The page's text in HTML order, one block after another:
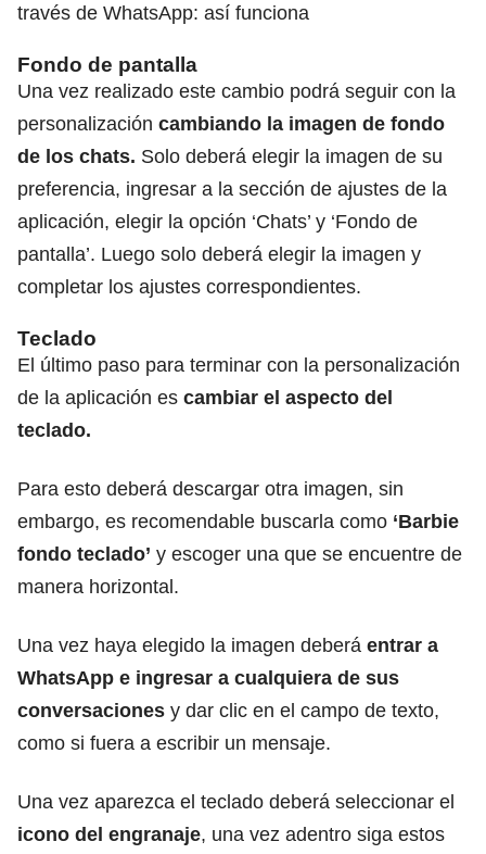
través de WhatsApp: así funciona
Fondo de pantalla
Una vez realizado este cambio podrá seguir con la
personalización cambiando la imagen de fondo
de los chats. Solo deberá elegir la imagen de su
preferencia, ingresar a la sección de ajustes de la
aplicación, elegir la opción ‘Chats’ y ‘Fondo de
pantalla’. Luego solo deberá elegir la imagen y
completar los ajustes correspondientes.
Teclado
El último paso para terminar con la personalización
de la aplicación es cambiar el aspecto del
teclado.
Para esto deberá descargar otra imagen, sin
embargo, es recomendable buscarla como ‘Barbie
fondo teclado’ y escoger una que se encuentre de
manera horizontal.
Una vez haya elegido la imagen deberá entrar a
WhatsApp e ingresar a cualquiera de sus
conversaciones y dar clic en el campo de texto,
como si fuera a escribir un mensaje.
Una vez aparezca el teclado deberá seleccionar el
icono del engranaje, una vez adentro siga estos